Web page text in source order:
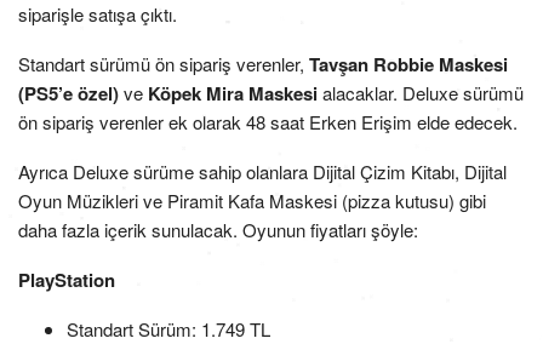
siparişle satışa çıktı.
Standart sürümü ön sipariş verenler, Tavşan Robbie Maskesi
(PS5’e özel)ve Köpek Mira Maskesialacaklar. Deluxe sürümü
ön sipariş verenler ek olarak 48 saat Erken Erişim elde edecek.
Ayrıca Deluxe sürüme sahip olanlara Dijital Çizim Kitabı, Dijital
Oyun Müzikleri ve Piramit Kafa Maskesi (pizza kutusu) gibi
daha fazla içerik sunulacak. Oyunun fiyatları şöyle:
PlayStation
Standart Sürüm: 1.749 TL